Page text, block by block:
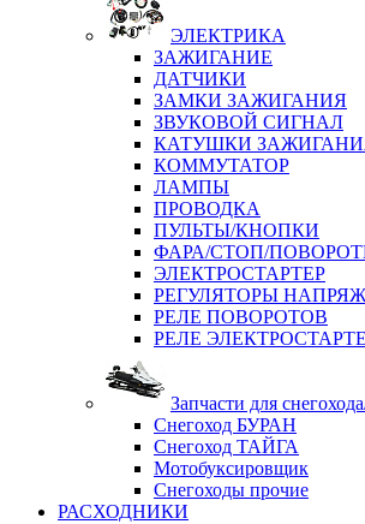
ЭЛЕКТРИКА
ЗАЖИГАНИЕ
ДАТЧИКИ
ЗАМКИ ЗАЖИГАНИЯ
ЗВУКОВОЙ СИГНАЛ
КАТУШКИ
КОММУТАТОР
ЛАМПЫ
ПРОВОДКА
ПУЛЬТЫ/КНОПКИ
ФАРА/СТОП/
ЭЛЕКТРОСТАРТЕР
РЕГУЛЯТОРЫ
РЕЛЕ ПОВОРОТОВ
РЕЛЕ
Запчасти для
Снегоход БУРАН
Снегоход ТАЙГА
Мотобуксировщик
Снегоходы прочие
РАСХОДНИКИ